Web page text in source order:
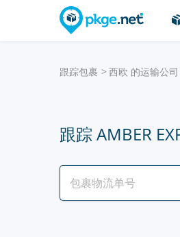
跟踪包裹 西欧 的运输公司
跟踪 AMBER